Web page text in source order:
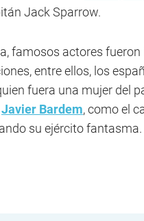
Jack Sparrow.
famosos actores fueron
entre ellos, los
fuera una mujer del
Javier Bardem, como el
su ejército fantasma.